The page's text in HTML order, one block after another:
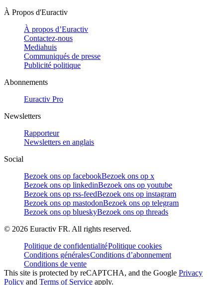
À Propos d'Euractiv
À propos d’Euractiv
Contactez-nous
Mediahuis
Communiqués de presse
Publicité politique
Abonnements
Euractiv Pro
Newsletters
Rapporteur
Newsletters en anglais
Social
Bezoek ons op facebookBezoek ons op x
Bezoek ons op linkedinBezoek ons op youtube
Bezoek ons op rss-feedBezoek ons op instagram
Bezoek ons op mastodonBezoek ons op telegram
Bezoek ons op blueskyBezoek ons op threads
© 2026 Euractiv FR. All rights reserved.
Politique de confidentialitéPolitique cookies
Conditions généralesConditions d’abonnement
Conditions de vente
This site is protected by reCAPTCHA, and the Google Privacy
Policy and Terms of Service apply.